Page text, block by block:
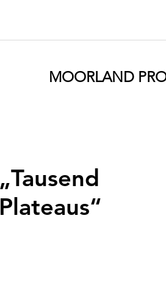
MOORLAND
„Tausend
Plateaus“